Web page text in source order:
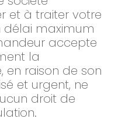
et à traiter votre
maximum
accepte
la
raison de son
et urgent, ne
droit de